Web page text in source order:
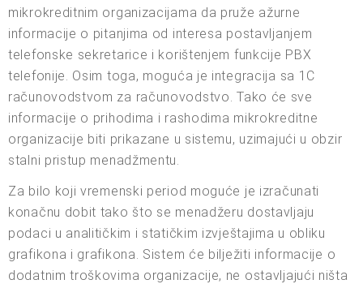
mikrokreditnim organizacijama da pruže ažurne
informacije o pitanjima od interesa postavljanjem
telefonske sekretarice i korištenjem funkcije PBX
telefonije. Osim toga, moguća je integracija sa 1C
računovodstvom za računovodstvo. Tako će sve
informacije o prihodima i rashodima mikrokreditne
organizacije biti prikazane u sistemu, uzimajući u obzir
stalni pristup menadžmentu.
Za bilo koji vremenski period moguće je izračunati
konačnu dobit tako što se menadžeru dostavljaju
podaci u analitičkim i statičkim izvještajima u obliku
grafikona i grafikona. Sistem će bilježiti informacije o
dodatnim troškovima organizacije, ne ostavljajući ništa